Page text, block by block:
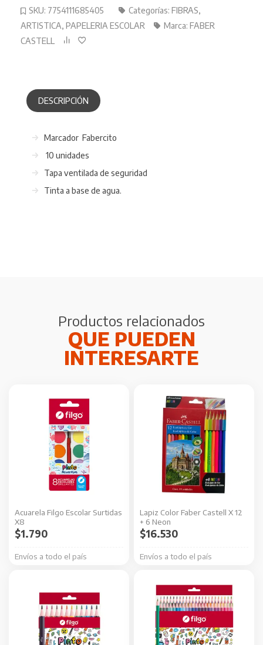
SKU: 7754111685405 Categorías: FIBRAS,
ARTISTICA, PAPELERIA ESCOLAR Marca: FABER
CASTELL
DESCRIPCIÓN
Marcador Fabercito
10 unidades
Tapa ventilada de seguridad
Tinta a base de agua.
Productos relacionados
Acuarela Filgo Escolar Surtidas
X8
Envíos a todo el país
$1.790
Lapiz Color Faber Castell X 12
+ 6 Neon
Envíos a todo el país
$16.530